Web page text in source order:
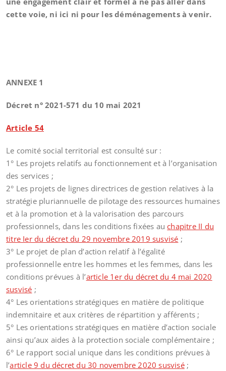
cette voie, ni ici ni pour les déménagements à venir.
ANNEXE 1
Décret n° 2021-571 du 10 mai 2021
Article 54
Le comité social territorial est consulté sur :
1° Les projets relatifs au fonctionnement et à l’organisation
des services ;
2° Les projets de lignes directrices de gestion relatives à la
stratégie pluriannuelle de pilotage des ressources humaines
et à la promotion et à la valorisation des parcours
professionnels, dans les conditions fixées auchapitre II du
titre Ier du décret du 29 novembre 2019 susvisé ;
3° Le projet de plan d’action relatif à l’égalité
professionnelle entre les hommes et les femmes, dans les
conditions prévues à l’article 1er du décret du 4 mai 2020
susvisé ;
4° Les orientations stratégiques en matière de politique
indemnitaire et aux critères de répartition y afférents ;
5° Les orientations stratégiques en matière d’action sociale
ainsi qu’aux aides à la protection sociale complémentaire ;
6° Le rapport social unique dans les conditions prévues à
l’article 9 du décret du 30 novembre 2020 susvisé;